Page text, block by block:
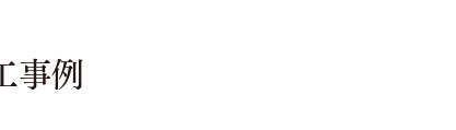
事例